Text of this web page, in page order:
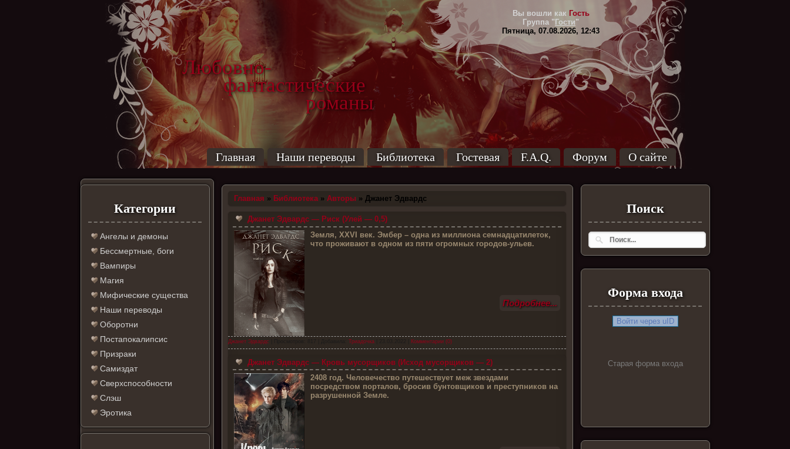
Любовно-
фантастические
романы
Вы вошли как Гость
Группа " Гости"
Пятница, 07.08.2026, 12:43
Главная Наши переводы Библиотека Гостевая F.A.Q. Форум О сайте
Категории
Ангелы и демоны
Бессмертные, боги
Вампиры
Магия
Мифические существа
Наши переводы
Оборотни
Постапокалипсис
Призраки
Самиздат
Сверхспособности
Слэш
Эротика
Главная » Библиотека» Авторы » Джанет Эдвардс
Джанет Эдвардс — Риск (Улей — 0,5)
Земля, XXVI век. Эмбер – одна из миллиона семнадцатилеток,
что проживают в одном из пяти огромных городов-ульев.
Подробнее...
Джанет Эдвардс Триадочка| Комментарии (0)
Джанет Эдвардс — Кровь мусорщиков (Исход мусорщиков — 2)
2408 год. Человечество путешествует меж звездами
посредством порталов, бросив бунтовщиков и преступников на
разрушенной Земле.
Поиск
Форма входа
Войти через uID
Старая форма входа